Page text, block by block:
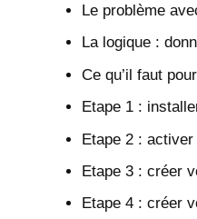
Le problème
La logique :
Ce qu’il faut
Etape 1 :
Etape 2 :
Etape 3 : créer
Etape 4 : créer